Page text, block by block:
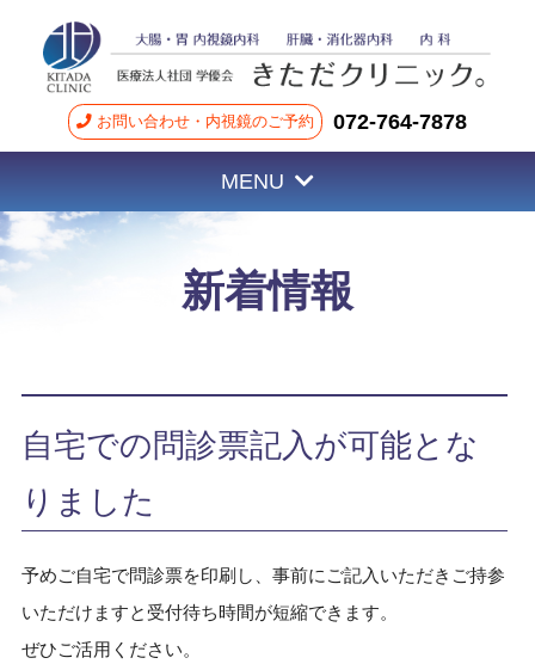
お問い合わせ・内視鏡のご予約 072-764-7878
MENU
新着情報
自宅での問診票記入が可能とな
りました
予めご自宅で問診票を印刷し、事前にご記入いただきご持参
いただけますと受付待ち時間が短縮できます。
ぜひご活用ください。